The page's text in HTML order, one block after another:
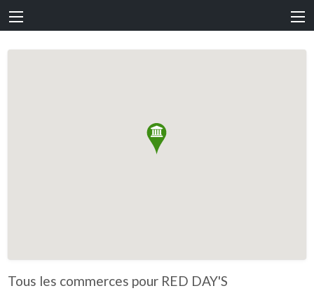
Tous les commerces pour RED DAY'S